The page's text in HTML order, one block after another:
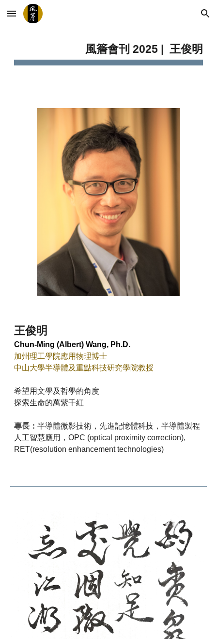
Skip to main content Skip to navigation
風簷會刊 2025| 王俊明
王俊明
Chun-Ming (Albert) Wang, Ph.D.
加州理工學院應用物理博士
中山大學半導體及重點科技研究學院教授
希望用文學及哲學的角度
探索生命的萬紫千紅
專長：半導體微影技術，先進記憶體科技，半導體製程
人工智慧應用，OPC (optical proximity correction),
RET(resolution enhancement technologies)